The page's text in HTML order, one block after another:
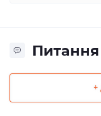
Питання
+